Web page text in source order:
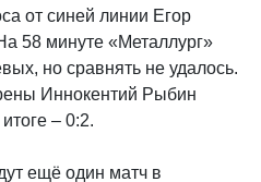
от синей линии Егор
58 минуте «Металлург»
но сравнять не удалось.
Иннокентий Рыбин
– 0:2.
ещё один матч в